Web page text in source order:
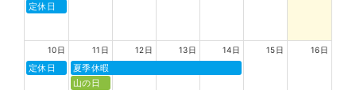
定休日
10日
定休日
11日
夏季休暇
山の日
12日 13日 14日 15日 16日